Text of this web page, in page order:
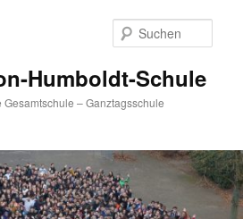
Humboldt-Schule
– Ganztagsschule